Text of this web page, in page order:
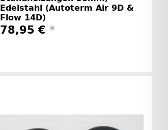
Edelstahl (Autoterm Air 9D &
Flow 14D)
78,95 € *